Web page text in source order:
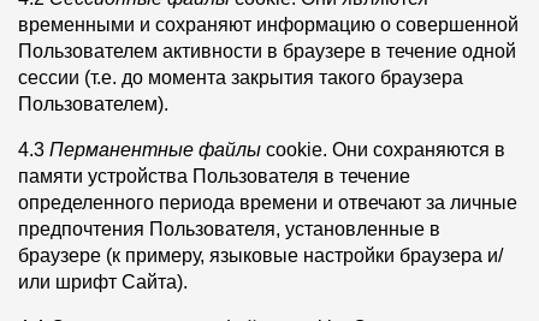
временными и сохраняют информацию о совершенной
Пользователем активности в браузере в течение одной
сессии (т.е. до момента закрытия такого браузера
Пользователем).
4.3 Перманентные файлы cookie. Они сохраняются в
памяти устройства Пользователя в течение
определенного периода времени и отвечают за личные
предпочтения Пользователя, установленные в
браузере (к примеру, языковые настройки браузера и/
или шрифт Сайта).